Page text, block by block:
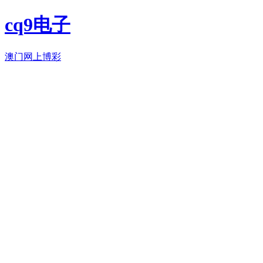
cq9电子
澳门网上博彩